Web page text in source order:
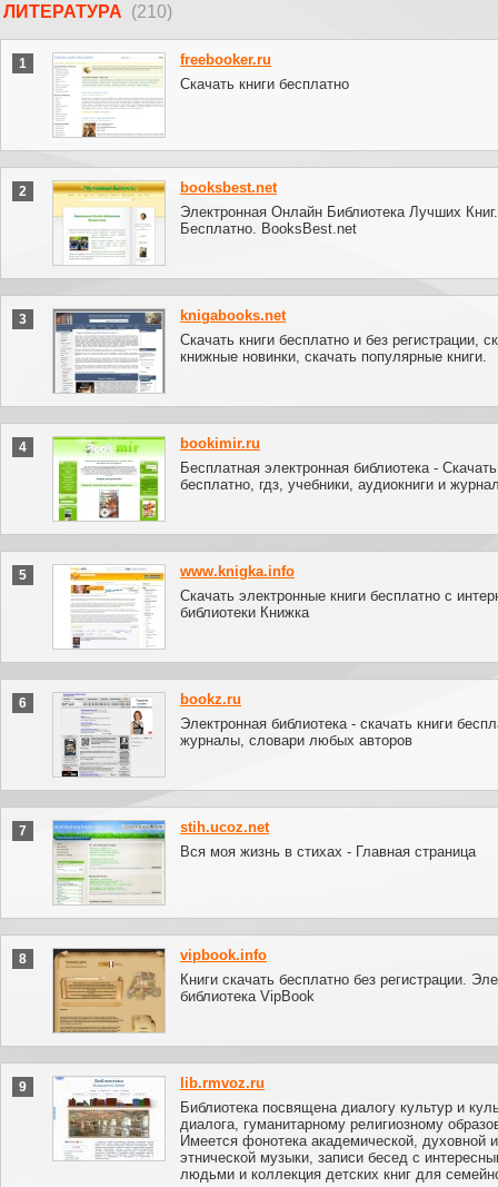
ЛИТЕРАТУРА (210)
1
freebooker.ru
Скачать книги бесплатно
2
booksbest.net
Электронная Онлайн Библиотека Лучших
Бесплатно. BooksBest.net
3
knigabooks.net
Скачать книги бесплатно и без регистрации,
книжные новинки, скачать популярные книги.
4
bookimir.ru
Бесплатная электронная библиотека - Скачать
бесплатно, гдз, учебники, аудиокниги и
5
www.knigka.info
Скачать электронные книги бесплатно с
библиотеки Книжка
6
bookz.ru
Электронная библиотека - скачать книги
журналы, словари любых авторов
7
stih.ucoz.net
Вся моя жизнь в стихах - Главная страница
8
vipbook.info
Книги скачать бесплатно без регистрации.
библиотека VipBook
9
lib.rmvoz.ru
Библиотека посвящена диалогу культур и
диалога, гуманитарному религиозному
Имеется фонотека академической, духовной и
этнической музыки, записи бесед с
людьми и коллекция детских книг для